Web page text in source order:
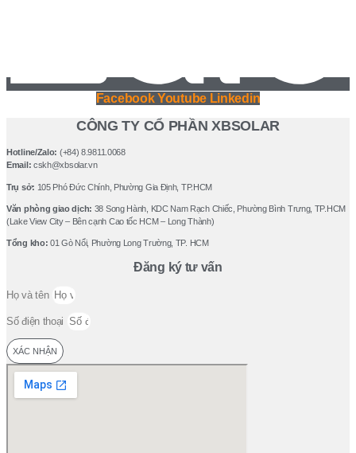
Facebook Youtube Linkedin
CÔNG TY CỔ PHẦN XBSOLAR
Hotline/Zalo: (+84) 8.9811.0068
Email: cskh@xbsolar.vn
Trụ sở: 105 Phó Ðức Chính, Phường Gia Ðịnh, TP.HCM
Văn phòng giao dịch: 38 Song Hành, KDC Nam Rạch Chiếc, Phường Bình Trưng, TP.HCM
(Lake View City – Bên cạnh Cao tốc HCM – Long Thành)
Tổng kho: 01 Gò Nổi, Phường Long Trường, TP. HCM
Đăng ký tư vấn
Họ và tên
Số điện thoại
XÁC NHẬN